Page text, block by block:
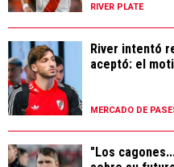
RIVER PLATE
River intentó
aceptó: el
MERCADO DE
"Los